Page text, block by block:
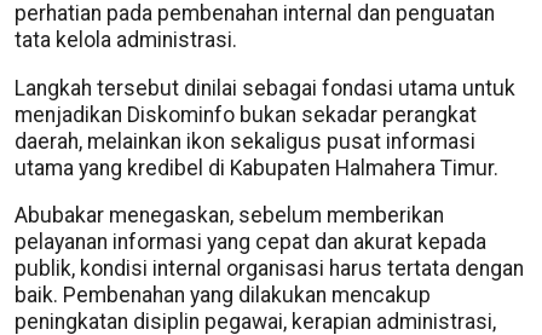
perhatian pada pembenahan internal dan penguatan
tata kelola administrasi.
Langkah tersebut dinilai sebagai fondasi utama untuk
menjadikan Diskominfo bukan sekadar perangkat
daerah, melainkan ikon sekaligus pusat informasi
utama yang kredibel di Kabupaten Halmahera Timur.
Abubakar menegaskan, sebelum memberikan
pelayanan informasi yang cepat dan akurat kepada
publik, kondisi internal organisasi harus tertata dengan
baik. Pembenahan yang dilakukan mencakup
peningkatan disiplin pegawai, kerapian administrasi,